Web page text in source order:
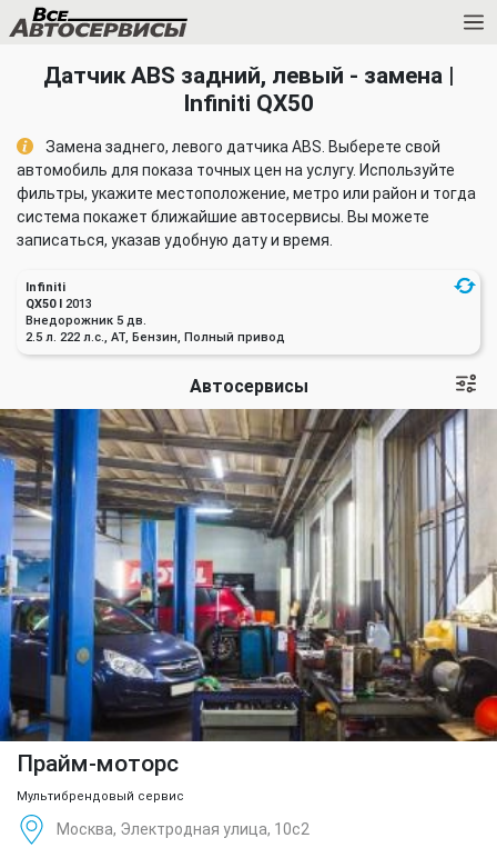
Датчик ABS задний, левый - замена |
Infiniti QX50
Замена заднего, левого датчика ABS. Выберете свой
автомобиль для показа точных цен на услугу. Используйте
фильтры, укажите местоположение, метро или район и тогда
система покажет ближайшие автосервисы. Вы можете
записаться, указав удобную дату и время.
Infiniti
QX50 I 2013
Внедорожник 5 дв.
2.5 л. 222 л.с., AT, Бензин, Полный привод
Автосервисы
Прайм-моторс
Мультибрендовый сервис
Москва, Электродная улица, 10с2